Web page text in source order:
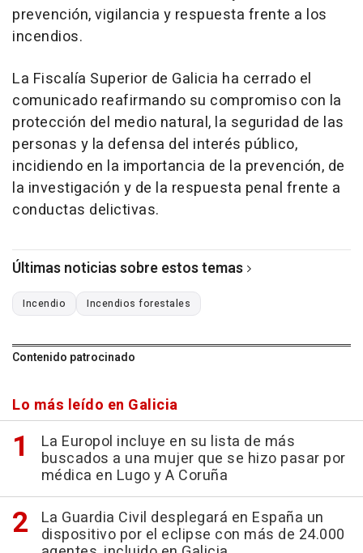
prevención, vigilancia y respuesta frente a los
incendios.
La Fiscalía Superior de Galicia ha cerrado el
comunicado reafirmando su compromiso con la
protección del medio natural, la seguridad de las
personas y la defensa del interés público,
incidiendo en la importancia de la prevención, de
la investigación y de la respuesta penal frente a
conductas delictivas.
Últimas noticias sobre estos temas
Incendio Incendios forestales
Contenido patrocinado
Lo más leído en Galicia
La Europol incluye en su lista de más
buscados a una mujer que se hizo pasar por
médica en Lugo y A Coruña
La Guardia Civil desplegará en España un
dispositivo por el eclipse con más de 24.000